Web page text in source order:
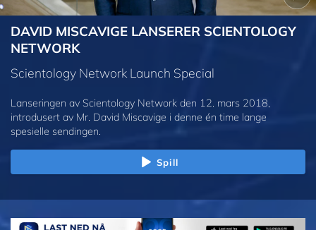
DAVID MISCAVIGE LANSERER SCIENTOLOGY
NETWORK
Scientology Network Launch Special
Lanseringen av Scientology Network den 12. mars 2018,
introdusert av Mr. David Miscavige i denne én time lange
spesielle sendingen.
Spill